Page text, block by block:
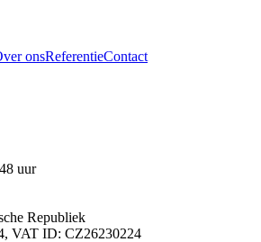
onsReferentieContact
uur
Republiek
VAT ID: CZ26230224